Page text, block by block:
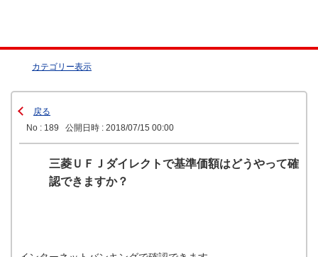
カテゴリー表示
戻る
No : 189
公開日時 : 2018/07/15 00:00
三菱ＵＦＪダイレクトで基準価額はどうやって確
認できますか？